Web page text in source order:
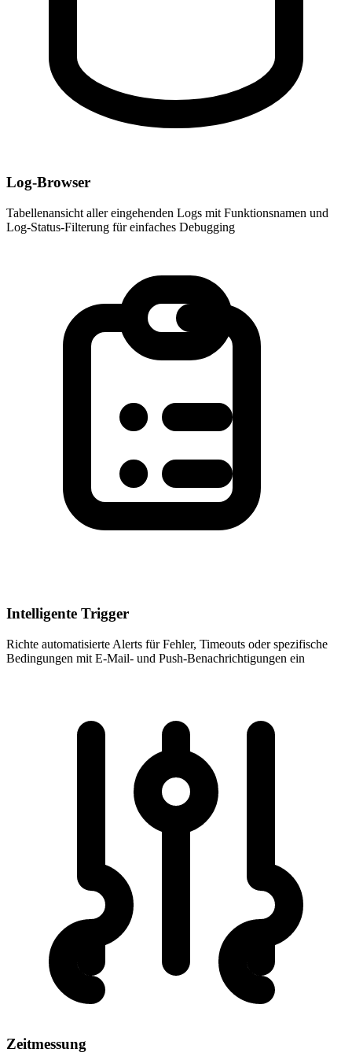
Log-Browser
Tabellenansicht aller eingehenden Logs mit Funktionsnamen und
Log-Status-Filterung für einfaches Debugging
Intelligente Trigger
Richte automatisierte Alerts für Fehler, Timeouts oder spezifische
Bedingungen mit E-Mail- und Push-Benachrichtigungen ein
Zeitmessung